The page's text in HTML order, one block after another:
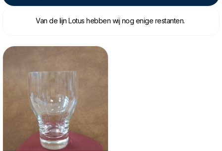
Van de lijn Lotus hebben wij nog enige restanten.